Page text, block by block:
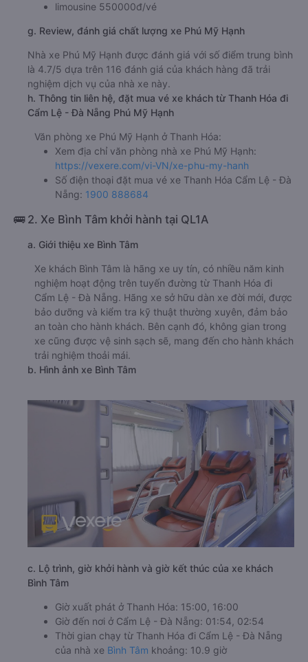
limousine 550000đ/vé
g. Review, đánh giá chất lượng xe Phú Mỹ Hạnh
Nhà xe Phú Mỹ Hạnh được đánh giá với số điểm trung bình
là 4.7/5 dựa trên 116 đánh giá của khách hàng đã trải
nghiệm dịch vụ của nhà xe này.
h. Thông tin liên hệ, đặt mua vé xe khách từ Thanh Hóa đi
Cẩm Lệ - Đà Nẵng Phú Mỹ Hạnh
Văn phòng xe Phú Mỹ Hạnh ở Thanh Hóa:
Xem địa chỉ văn phòng nhà xe Phú Mỹ Hạnh:
https://vexere.com/vi-VN/xe-phu-my-hanh
Số điện thoại đặt mua vé xe Thanh Hóa Cẩm Lệ - Đà
Nẵng: 1900 888684
🚌 2. Xe Bình Tâm khởi hành tại QL1A
a. Giới thiệu xe Bình Tâm
Xe khách Bình Tâm là hãng xe uy tín, có nhiều năm kinh
nghiệm hoạt động trên tuyến đường từ Thanh Hóa đi
Cẩm Lệ - Đà Nẵng. Hãng xe sở hữu dàn xe đời mới, được
bảo dưỡng và kiểm tra kỹ thuật thường xuyên, đảm bảo
an toàn cho hành khách. Bên cạnh đó, không gian trong
xe cũng được vệ sinh sạch sẽ, mang đến cho hành khách
trải nghiệm thoải mái.
b. Hình ảnh xe Bình Tâm
c. Lộ trình, giờ khởi hành và giờ kết thúc của xe khách
Bình Tâm
Giờ xuất phát ở Thanh Hóa: 15:00, 16:00
Giờ đến nơi ở Cẩm Lệ - Đà Nẵng: 01:54, 02:54
Thời gian chạy từ Thanh Hóa đi Cẩm Lệ - Đà Nẵng
của nhà xe Bình Tâm khoảng: 10.9 giờ